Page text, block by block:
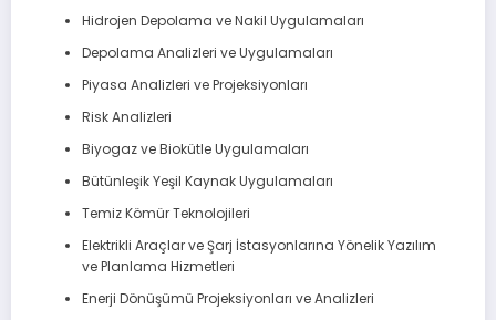
Hidrojen Depolama ve Nakil Uygulamaları
Depolama Analizleri ve Uygulamaları
Piyasa Analizleri ve Projeksiyonları
Risk Analizleri
Biyogaz ve Biokütle Uygulamaları
Bütünleşik Yeşil Kaynak Uygulamaları
Temiz Kömür Teknolojileri
Elektrikli Araçlar ve Şarj İstasyonlarına Yönelik Yazılım
ve Planlama Hizmetleri
Enerji Dönüşümü Projeksiyonları ve Analizleri